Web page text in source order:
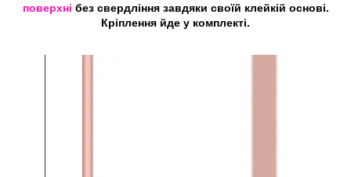
поверхні без свердління завдяки своїй клейкій основі.
Кріплення йде у комплекті.